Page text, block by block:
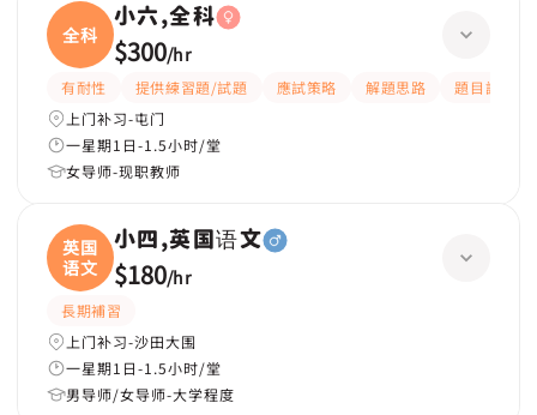
全科
小六,全科
$300/hr
有耐性 提供練習題/試題 應試策略 解題思路
題目講解
上门补习-屯门
一星期1日-1.5小时/堂
女导师-现职教师
英国
语文
小四,英国语文
$180/hr
長期補習
上门补习-沙田大围
一星期1日-1.5小时/堂
男导师/女导师-大学程度